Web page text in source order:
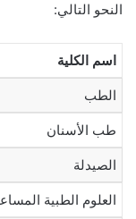
النحو التالي:
اسم الكلية
الطب
طب الأسنان
الصيدلة
العلوم الطبية